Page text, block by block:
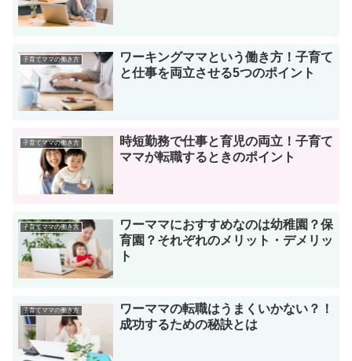
子育てママの働き方
ワーキングママという働き方！子育て
と仕事を両立させる5つのポイント
子育てママの働き方
時短勤務で仕事と育児の両立！子育て
ママが転職するときのポイント
子育てママの働き方
ワーママにおすすめなのは幼稚園？保
育園？それぞれのメリット・デメリッ
ト
子育てママの働き方
ワーママの転職はうまくいかない？！
成功するための秘訣とは